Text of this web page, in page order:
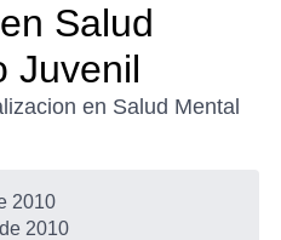
Salud
Juvenil
en Salud Mental
2010
2010